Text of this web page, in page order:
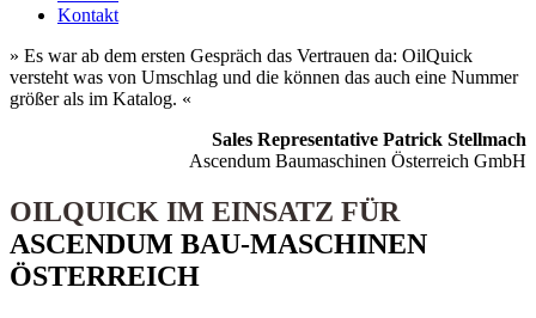
Kontakt
» Es war ab dem ersten Gespräch das Vertrauen da: OilQuick
versteht was von Umschlag und die können das auch eine Nummer
größer als im Katalog. «
Sales Representative Patrick Stellmach
Ascendum Baumaschinen Österreich GmbH
OILQUICK IM EINSATZ FÜR
ASCENDUM BAU-MASCHINEN
ÖSTERREICH